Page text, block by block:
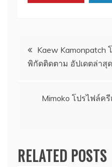
Post
navigation
Kaew Kamonpatch
พิกัดติดตาม อัปเดตล่าสุด
Mimoko โปรไฟล์ค
RELATED POSTS